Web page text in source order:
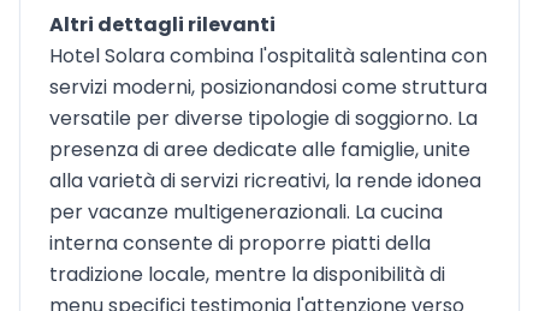
Altri dettagli rilevanti
Hotel Solara combina l'ospitalità salentina con
servizi moderni, posizionandosi come struttura
versatile per diverse tipologie di soggiorno. La
presenza di aree dedicate alle famiglie, unite
alla varietà di servizi ricreativi, la rende idonea
per vacanze multigenerazionali. La cucina
interna consente di proporre piatti della
tradizione locale, mentre la disponibilità di